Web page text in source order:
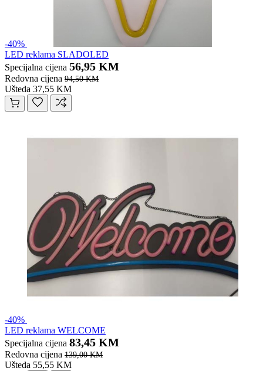
-40%
LED reklama SLADOLED
Specijalna cijena 56,95 KM
Redovna cijena 94,50 KM
Ušteda 37,55 KM
-40%
LED reklama WELCOME
Specijalna cijena 83,45 KM
Redovna cijena 139,00 KM
Ušteda 55,55 KM